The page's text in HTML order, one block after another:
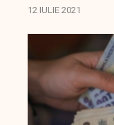
Mondiale,
12 IULIE 2021